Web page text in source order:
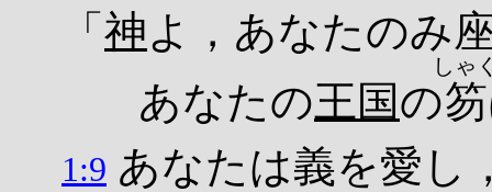
「 神よ，あなたのみ
あなたの王国の笏
しゃ
1:9 あなたは義を愛し